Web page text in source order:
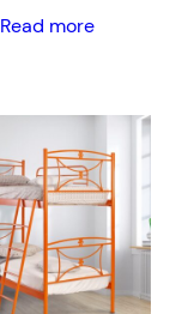
Read more